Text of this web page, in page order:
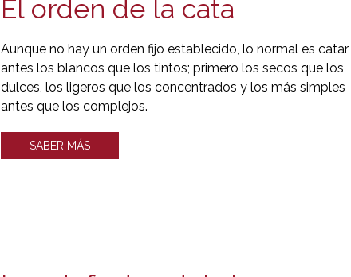
El orden de la cata
Aunque no hay un orden fijo establecido, lo normal es catar
antes los blancos que los tintos; primero los secos que los
dulces, los ligeros que los concentrados y los más simples
antes que los complejos.
SABER MÁS